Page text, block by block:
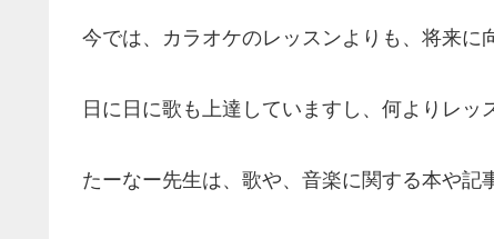
今では、カラオケのレッスンよりも、将来に
日に日に歌も上達していますし、何よりレッ
たーなー先生は、歌や、音楽に関する本や記